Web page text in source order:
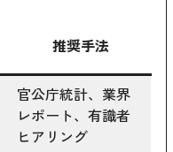
推奨手法
官公庁統計、業界
レポート、有識者
ヒアリング